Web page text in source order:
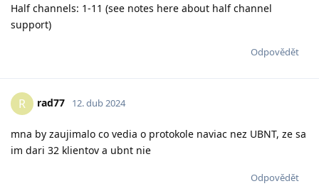
Half channels: 1-11 (see notes here about half channel
support)
Odpovědět
R rad77 12. dub 2024
mna by zaujimalo co vedia o protokole naviac nez UBNT, ze sa
im dari 32 klientov a ubnt nie
Odpovědět